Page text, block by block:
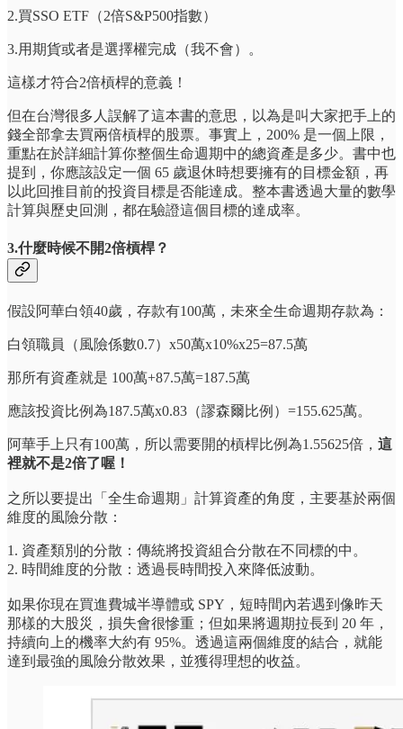
2.買SSO ETF（2倍S&P500指數）
3.用期貨或者是選擇權完成（我不會）。
這樣才符合2倍槓桿的意義！
但在台灣很多人誤解了這本書的意思，以為是叫大家把手上的
錢全部拿去買兩倍槓桿的股票。事實上，200% 是一個上限，
重點在於詳細計算你整個生命週期中的總資產是多少。書中也
提到，你應該設定一個 65 歲退休時想要擁有的目標金額，再
以此回推目前的投資目標是否能達成。整本書透過大量的數學
計算與歷史回測，都在驗證這個目標的達成率。
3.什麼時候不開2倍槓桿？
假設阿華白領40歲，存款有100萬，未來全生命週期存款為：
白領職員（風險係數0.7）x50萬x10%x25=87.5萬
那所有資產就是 100萬+87.5萬=187.5萬
應該投資比例為187.5萬x0.83（謬森爾比例）=155.625萬。
阿華手上只有100萬，所以需要開的槓桿比例為1.55625倍， 這
裡就不是2倍了喔！
之所以要提出「全生命週期」計算資產的角度，主要基於兩個
維度的風險分散：
1. 資產類別的分散：傳統將投資組合分散在不同標的中。
2. 時間維度的分散：透過長時間投入來降低波動。
如果你現在買進費城半導體或 SPY，短時間內若遇到像昨天
那樣的大股災，損失會很慘重；但如果將週期拉長到 20 年，
持續向上的機率大約有 95%。透過這兩個維度的結合，就能
達到最強的風險分散效果，並獲得理想的收益。